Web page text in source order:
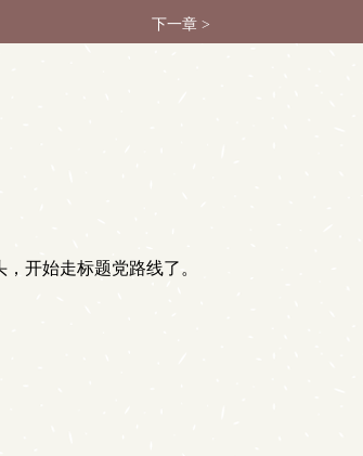
下一章 >
开始走标题党路线了。